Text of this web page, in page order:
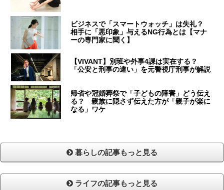
ビジネスで「スマートウォッチ」は失礼？
相手に「悪印象」与えるNG行為とは【マナ
ーの専門家に聞く】
【VIVANT】別班や外事4課は実在する？
「公安と刑事の違い」を元警視庁刑事が解説
帰省や冠婚葬祭で「子どもの障害」どう伝え
る？ 親族に隠さず伝えた方が「親子が楽に
なる」ワケ
暮らしの記事もっと見る
ライフの記事もっと見る